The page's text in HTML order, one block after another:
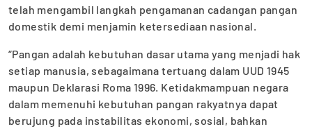
telah mengambil langkah pengamanan cadangan pangan
domestik demi menjamin ketersediaan nasional.
“Pangan adalah kebutuhan dasar utama yang menjadi hak
setiap manusia, sebagaimana tertuang dalam UUD 1945
maupun Deklarasi Roma 1996. Ketidakmampuan negara
dalam memenuhi kebutuhan pangan rakyatnya dapat
berujung pada instabilitas ekonomi, sosial, bahkan